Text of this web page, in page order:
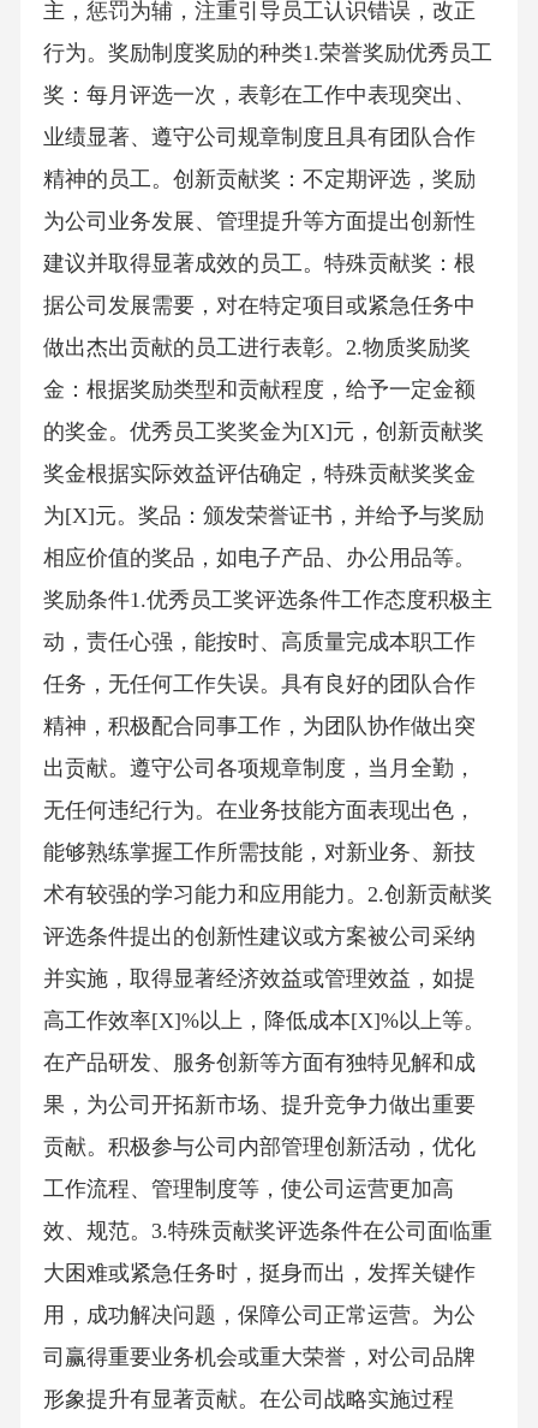
主，惩罚为辅，注重引导员工认识错误，改正
行为。奖励制度奖励的种类1.荣誉奖励优秀员工
奖：每月评选一次，表彰在工作中表现突出、
业绩显著、遵守公司规章制度且具有团队合作
精神的员工。创新贡献奖：不定期评选，奖励
为公司业务发展、管理提升等方面提出创新性
建议并取得显著成效的员工。特殊贡献奖：根
据公司发展需要，对在特定项目或紧急任务中
做出杰出贡献的员工进行表彰。2.物质奖励奖
金：根据奖励类型和贡献程度，给予一定金额
的奖金。优秀员工奖奖金为[X]元，创新贡献奖
奖金根据实际效益评估确定，特殊贡献奖奖金
为[X]元。奖品：颁发荣誉证书，并给予与奖励
相应价值的奖品，如电子产品、办公用品等。
奖励条件1.优秀员工奖评选条件工作态度积极主
动，责任心强，能按时、高质量完成本职工作
任务，无任何工作失误。具有良好的团队合作
精神，积极配合同事工作，为团队协作做出突
出贡献。遵守公司各项规章制度，当月全勤，
无任何违纪行为。在业务技能方面表现出色，
能够熟练掌握工作所需技能，对新业务、新技
术有较强的学习能力和应用能力。2.创新贡献奖
评选条件提出的创新性建议或方案被公司采纳
并实施，取得显著经济效益或管理效益，如提
高工作效率[X]%以上，降低成本[X]%以上等。
在产品研发、服务创新等方面有独特见解和成
果，为公司开拓新市场、提升竞争力做出重要
贡献。积极参与公司内部管理创新活动，优化
工作流程、管理制度等，使公司运营更加高
效、规范。3.特殊贡献奖评选条件在公司面临重
大困难或紧急任务时，挺身而出，发挥关键作
用，成功解决问题，保障公司正常运营。为公
司赢得重要业务机会或重大荣誉，对公司品牌
形象提升有显著贡献。在公司战略实施过程